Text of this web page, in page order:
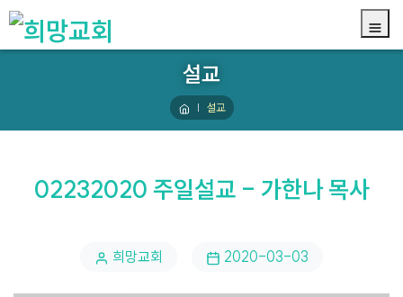
설교
설교
02232020 주일설교 - 가한나 목사
희망교회 2020-03-03